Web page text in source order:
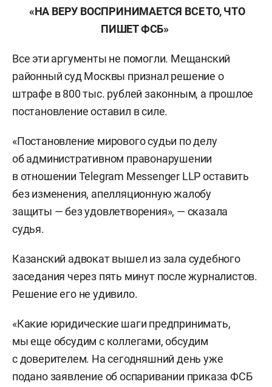
«НА ВЕРУ ВОСПРИНИМАЕТСЯ ВСЕ ТО, ЧТО
ПИШЕТ ФСБ»
Все эти аргументы не помогли. Мещанский
районный суд Москвы признал решение о
штрафе в 800 тыс. рублей законным, а прошлое
постановление оставил в силе.
«Постановление мирового судьи по делу
об административном правонарушении
в отношении Telegram Messenger LLP оставить
без изменения, апелляционную жалобу
защиты — без удовлетворения», — сказала
судья.
Казанский адвокат вышел из зала судебного
заседания через пять минут после журналистов.
Решение его не удивило.
«Какие юридические шаги предпринимать,
мы еще обсудим с коллегами, обсудим
с доверителем. На сегодняшний день уже
подано заявление об оспаривании приказа ФСБ